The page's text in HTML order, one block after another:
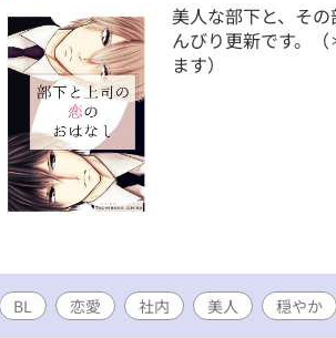
美人な部下と、そ
んびり更新です。
ます）
BL 恋愛 社内 美人 穏やか